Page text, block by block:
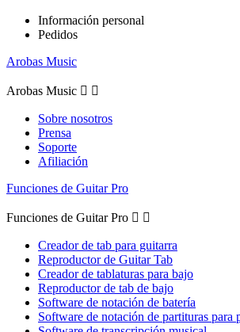
Información personal
Pedidos
Arobas Music
Arobas Music  
Sobre nosotros
Prensa
Soporte
Afiliación
Funciones de Guitar Pro
Funciones de Guitar Pro  
Creador de tab para guitarra
Reproductor de Guitar Tab
Creador de tablaturas para bajo
Reproductor de tab de bajo
Software de notación de batería
Software de notación de partituras para